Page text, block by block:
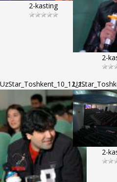
2-kasting
2-
UzStar_Toshkent_10_12_1...
2-